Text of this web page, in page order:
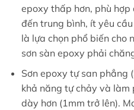
epoxy thấp hơn, phù hợp
đến trung bình, ít yêu
là lựa chọn phổ biến cho
sơn sàn epoxy phải
Sơn epoxy tự san phẳng
khả năng tự chảy và
dày hơn (1mm trở lên).